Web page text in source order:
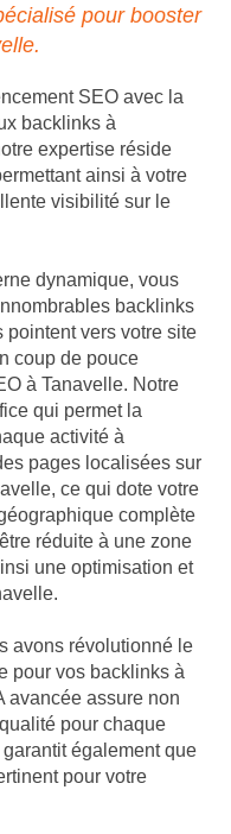
pour booster
SEO avec la
backlinks à
expertise réside
ainsi à votre
visibilité sur le
dynamique, vous
backlinks
pointent vers votre site
coup de pouce
à Tanavelle. Notre
qui permet la
activité à
pages localisées sur
ce qui dote votre
complète
réduite à une zone
une optimisation et
avons révolutionné le
pour vos backlinks à
avancée assure non
pour chaque
également que
pour votre